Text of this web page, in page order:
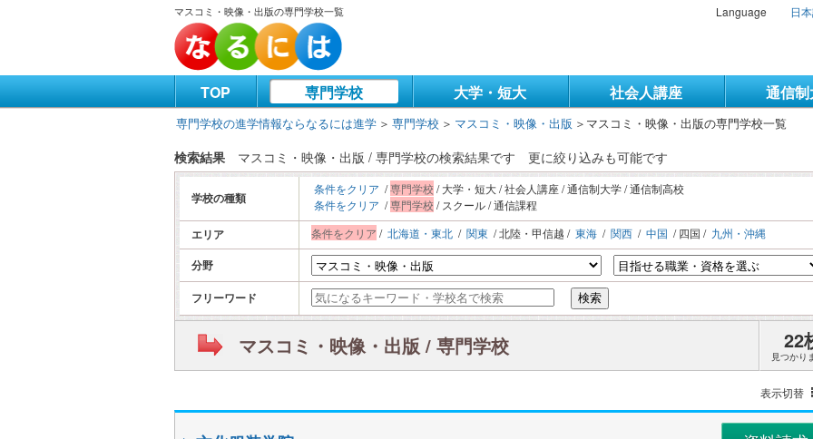
マスコミ・映像・出版の専門学校一覧 Language 日
TOP 専門学校 大学・短大 社会人講座 通信
専門学校の進学情報ならなるには進学 ＞ 専門学校 ＞ マスコミ・映像・出版 ＞ マスコミ・映像・出版の専門学校一覧
検索結果 マスコミ・映像・出版 / 専門学校の検索結果です 更に絞り込みも可能です
学校の種類
条件をクリア /専門学校 / 大学・短大 / 社会人講座 / 通信制大学 / 通信制高校
条件をクリア /専門学校 / スクール / 通信課程
エリア 条件をクリア / 北海道・東北 / 関東 / 北陸・甲信越 / 東海 / 関西 / 中国 / 四国 / 九州・沖縄
分野
フリーワード
検索
マスコミ・映像・出版 / 専門学校 22
見つかり
表示切替